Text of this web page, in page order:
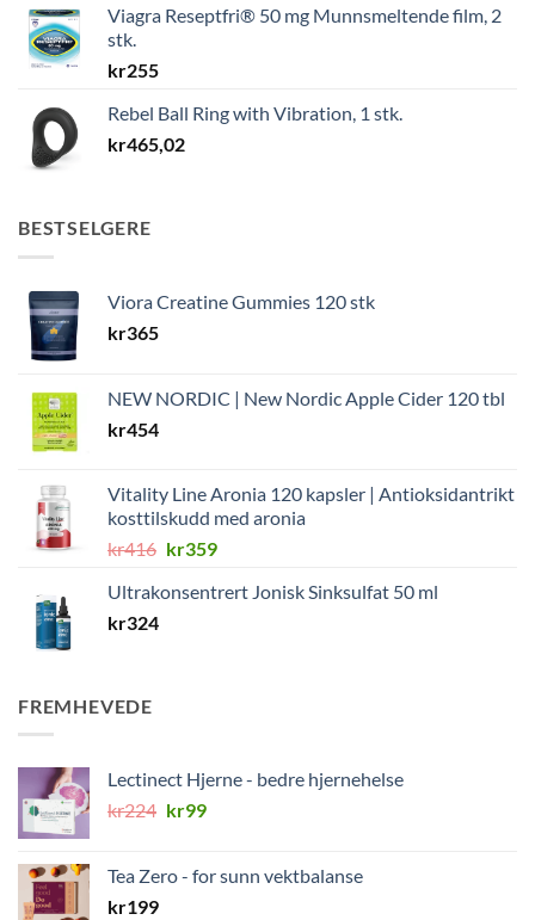
Viagra Reseptfri® 50 mg Munnsmeltende film, 2
stk.
kr255
Rebel Ball Ring with Vibration, 1 stk.
kr465,02
BESTSELGERE
Viora Creatine Gummies 120 stk
kr365
NEW NORDIC | New Nordic Apple Cider 120 tbl
kr454
Vitality Line Aronia 120 kapsler | Antioksidantrikt
kosttilskudd med aronia
kr416 Opprinnelig
var:
kr359Nåværende
er:
Ultrakonsentrert Jonisk Sinksulfat 50 ml
kr324
FREMHEVEDE
Lectinect Hjerne - bedre hjernehelse
kr224 Opprinnelig
kr224.
kr99Nåværende
kr99.
Tea Zero - for sunn vektbalanse
kr199